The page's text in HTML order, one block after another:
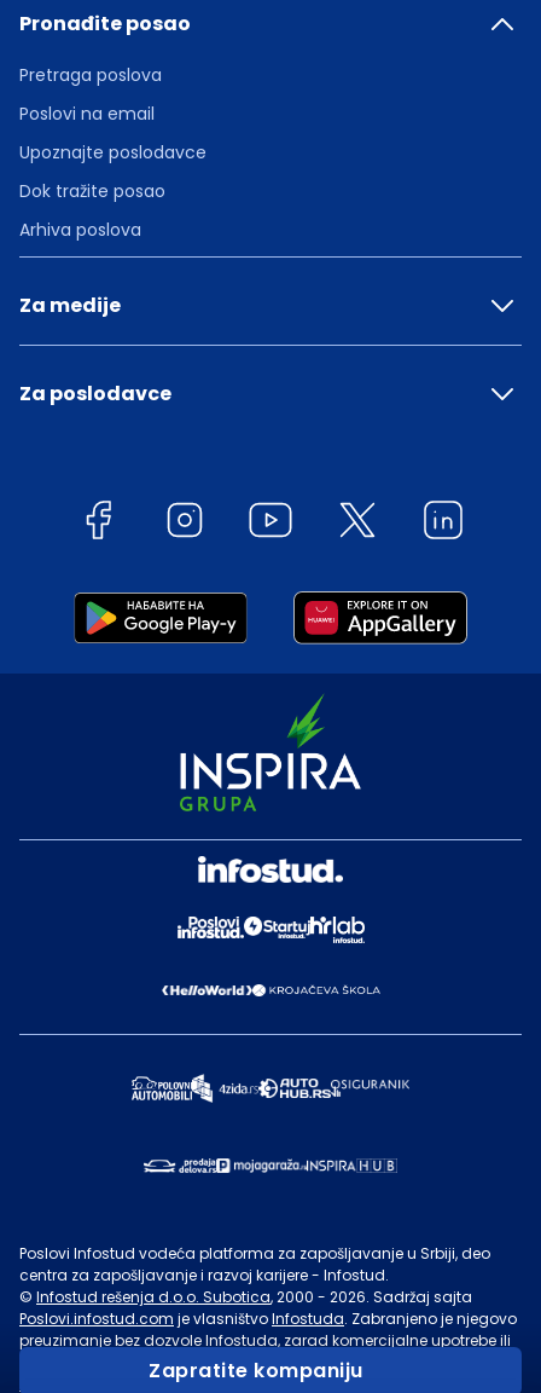
Zapratite kompaniju
Pronađite posao
Pretraga poslova
Poslovi na email
Upoznajte poslodavce
Dok tražite posao
Arhiva poslova
Za medije
Za poslodavce
Poslovi Infostud vodeća platforma za zapošljavanje u Srbiji, deo
centra za zapošljavanje i razvoj karijere - Infostud.
© Infostud rešenja d.o.o. Subotica, 2000 - 2026. Sadržaj sajta
Poslovi.infostud.com je vlasništvoInfostuda. Zabranjeno je njegovo
preuzimanje bez dozvoleInfostuda, zarad komercijalne upotrebe ili
u druge svrhe, osim za lične potrebe posetilaca sajta.